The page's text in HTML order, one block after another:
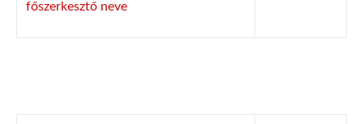
főszerkesztő neve